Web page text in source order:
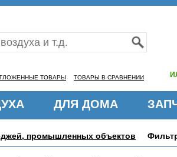
ТОВАРЫ ТОВАРЫ В СРАВНЕНИИ
ДЛЯ ДОМА
промышленных объектов